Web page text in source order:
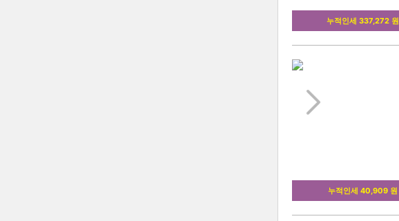
누적인세 337,272 원
누적인세 40,909 원